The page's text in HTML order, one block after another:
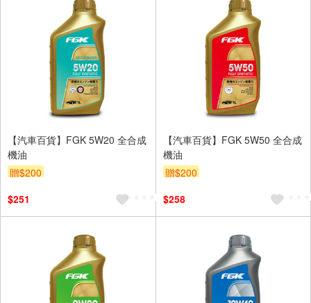
【汽車百貨】FGK 5W20 全合成
機油
贈$200
$251
【汽車百貨】FGK 5W50 全合成
機油
贈$200
$258